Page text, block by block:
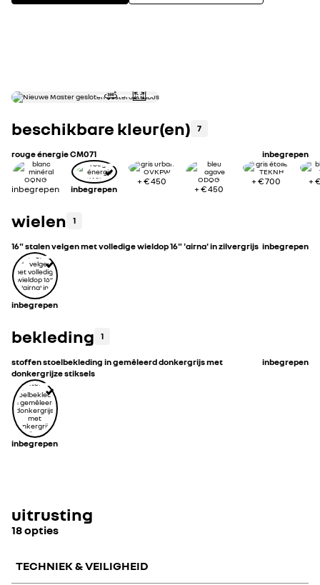
beschikbare kleur(en) 7
rouge énergie CM071 inbegrepen
inbegrepen inbegrepen
+€ 450
+€ 450
+€ 700 +
wielen 1
16" stalen velgen met volledige wieldop 16" 'airna' in zilvergrijs inbegrepen
inbegrepen
bekleding 1
stoffen stoelbekleding in gemêleerd donkergrijs met
donkergrijze stiksels
inbegrepen
inbegrepen
uitrusting
18 opties
TECHNIEK & VEILIGHEID